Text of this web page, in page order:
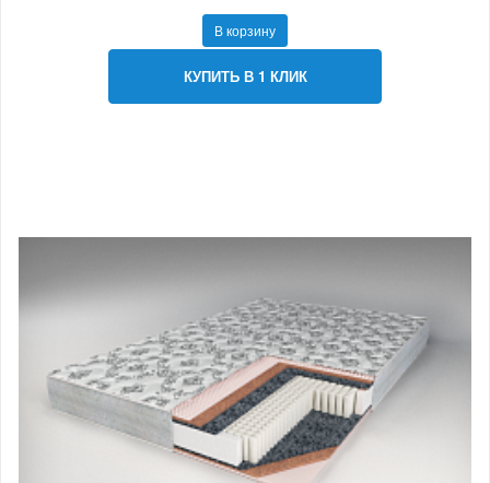
В корзину
КУПИТЬ В 1 КЛИК